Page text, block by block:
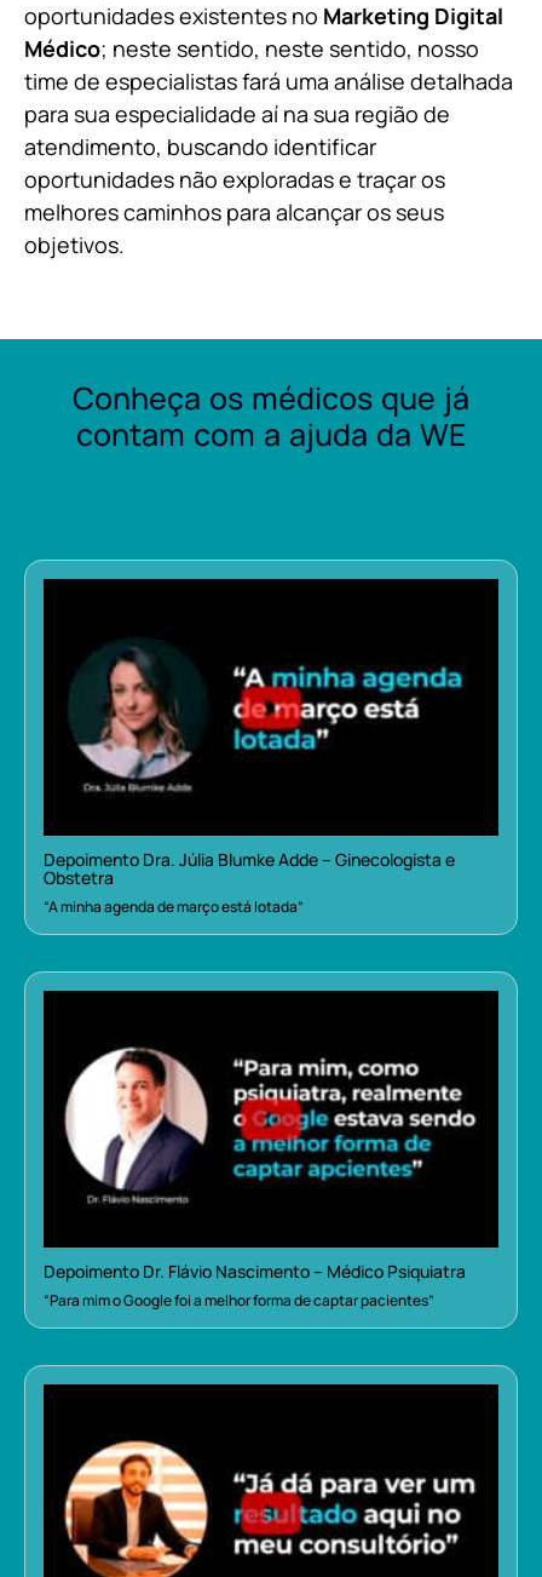
oportunidades existentes no Marketing Digital
Médico; neste sentido, neste sentido, nosso
time de especialistas fará uma análise detalhada
para sua especialidade aí na sua região de
atendimento, buscando identificar
oportunidades não exploradas e traçar os
melhores caminhos para alcançar os seus
objetivos.
Conheça os médicos que já
contam com a ajuda da WE
Depoimento Dra. Júlia Blumke Adde – Ginecologista e
Obstetra
“A minha agenda de março está lotada”
Depoimento Dr. Flávio Nascimento – Médico Psiquiatra
“Para mim o Google foi a melhor forma de captar pacientes”